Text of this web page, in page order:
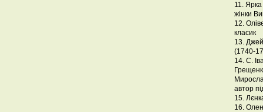
11.
жінки
12.
класик
13.
(1740-
14. С.
автор
15.
16.